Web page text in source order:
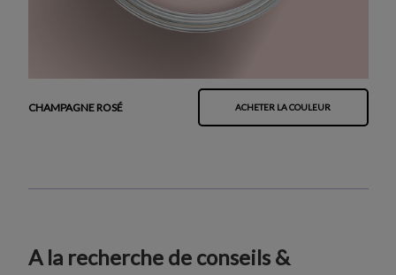
CHAMPAGNE ROSÉ ACHETER LA COULEUR
A la recherche de conseils &